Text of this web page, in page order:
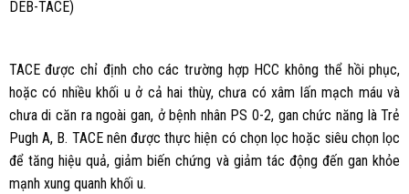
DEB-TACE)
TACE được chỉ định cho các trường hợp HCC không thể hồi phục,
hoặc có nhiều khối u ở cả hai thùy, chưa có xâm lấn mạch máu và
chưa di căn ra ngoài gan, ở bệnh nhân PS 0-2, gan chức năng là Trẻ
Pugh A, B. TACE nên được thực hiện có chọn lọc hoặc siêu chọn lọc
để tăng hiệu quả, giảm biến chứng và giảm tác động đến gan khỏe
mạnh xung quanh khối u.